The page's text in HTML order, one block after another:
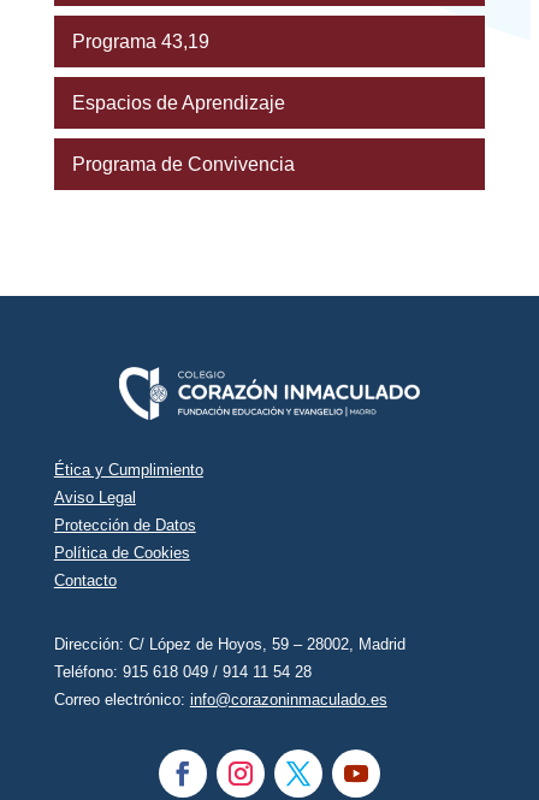
Programa 43,19
Espacios de Aprendizaje
Programa de Convivencia
Ética y Cumplimiento
Aviso Legal
Protección de Datos
Política de Cookies
Contacto
Dirección: C/ López de Hoyos, 59 – 28002, Madrid
Teléfono: ‭915 618 049‬ / 914 11 54 28
Correo electrónico: info@corazoninmaculado.es